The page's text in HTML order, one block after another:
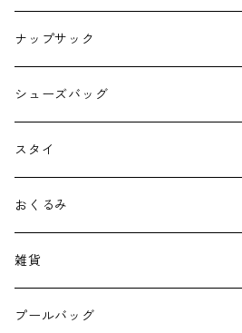
ナップサック
シューズバッグ
スタイ
おくるみ
雑貨
エコバッグ
プールバッグ